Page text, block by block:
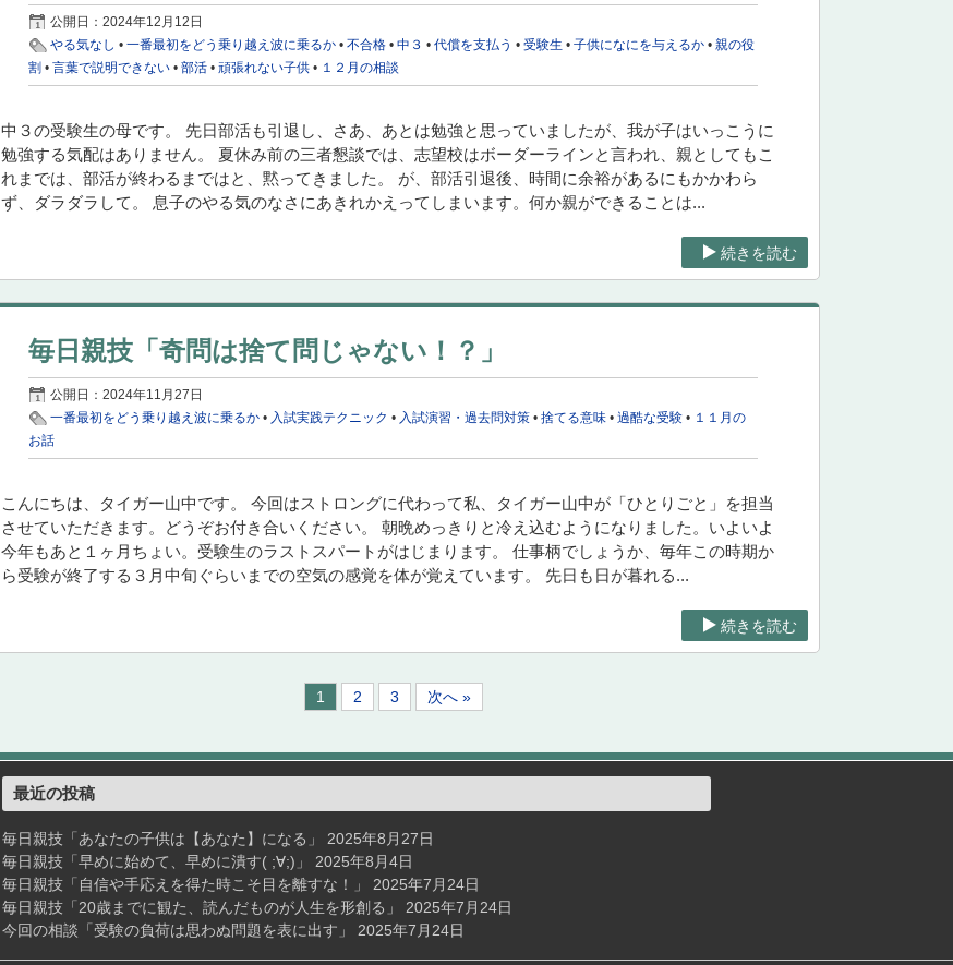
公開日：2024年12月12日
やる気なし •一番最初をどう乗り越え波に乗るか •不合格 •中３ •代償を支払う •受験生 •子供になにを与えるか •親の役
割 •言葉で説明できない •部活 •頑張れない子供 • １２月の相談
中３の受験生の母です。 先日部活も引退し、さあ、あとは勉強と思っていましたが、我が子はいっこうに
勉強する気配はありません。 夏休み前の三者懇談では、志望校はボーダーラインと言われ、親としてもこ
れまでは、部活が終わるまではと、黙ってきました。 が、部活引退後、時間に余裕があるにもかかわら
ず、ダラダラして。 息子のやる気のなさにあきれかえってしまいます。何か親ができることは...
続きを読む
毎日親技「奇問は捨て問じゃない！？」
公開日：2024年11月27日
一番最初をどう乗り越え波に乗るか • 入試実践テクニック • 入試演習・過去問対策 •捨てる意味 •過酷な受験 • １１月の
お話
こんにちは、タイガー山中です。 今回はストロングに代わって私、タイガー山中が「ひとりごと」を担当
させていただきます。どうぞお付き合いください。 朝晩めっきりと冷え込むようになりました。いよいよ
今年もあと１ヶ月ちょい。受験生のラストスパートがはじまります。 仕事柄でしょうか、毎年この時期か
ら受験が終了する３月中旬ぐらいまでの空気の感覚を体が覚えています。 先日も日が暮れる...
続きを読む
1 2 3 次へ »
最近の投稿
毎日親技「あなたの子供は【あなた】になる」
2025年8月27日
毎日親技「早めに始めて、早めに潰す( ;∀;)」
2025年8月4日
毎日親技「自信や手応えを得た時こそ目を離すな！」
2025年7月24日
毎日親技「20歳までに観た、読んだものが人生を形創る」
2025年7月24日
今回の相談「受験の負荷は思わぬ問題を表に出す」
2025年7月24日